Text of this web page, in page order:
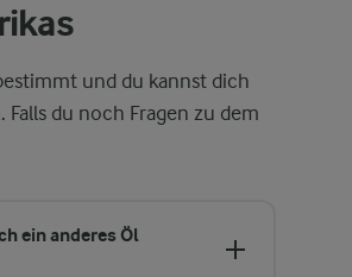
und du kannst dich
du noch Fragen zu dem
ein anderes Öl